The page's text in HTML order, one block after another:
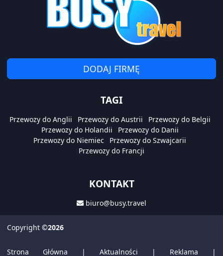
DODAJ FIRMĘ
TAGI
Przewozy do Anglii Przewozy do Austrii
Przewozy do Belgii
Przewozy do Holandii
Przewozy do Danii
Przewozy do Niemiec
Przewozy do Szwajcarii
Przewozy do Francji
KONTAKT
biuro@busy.travel
Copyright ©2026
Strona Główna | Aktualności | Reklama |